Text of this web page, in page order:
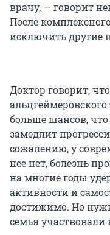
врачу, — говорит
После
исключить другие
Доктор говорит,
больше шансов,
замедлит
сожалению, у
нее нет, болезнь
на многие годы
активности и
достижимо. Но
семья участвовали